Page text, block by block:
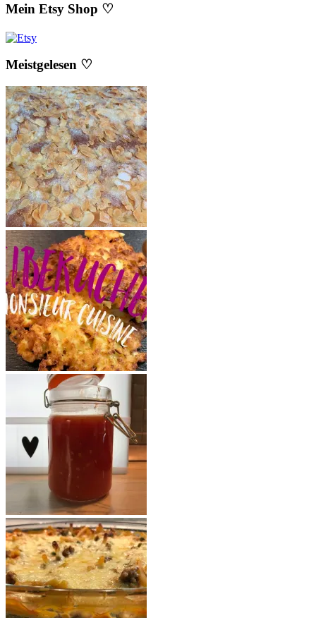
Mein Etsy Shop ♡
Meistgelesen ♡